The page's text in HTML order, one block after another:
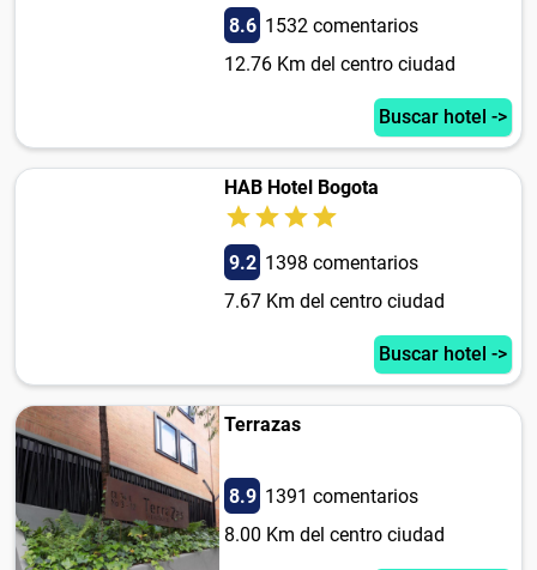
8.6 1532 comentarios
12.76 Km del centro ciudad
Buscar hotel ->
HAB Hotel Bogota
9.2 1398 comentarios
7.67 Km del centro ciudad
Buscar hotel ->
Terrazas
8.9 1391 comentarios
8.00 Km del centro ciudad